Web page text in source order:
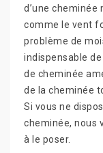
d’une
comme le vent
problème de
indispensable
de cheminée
de la cheminée
Si vous ne
cheminée, nous
à le poser.